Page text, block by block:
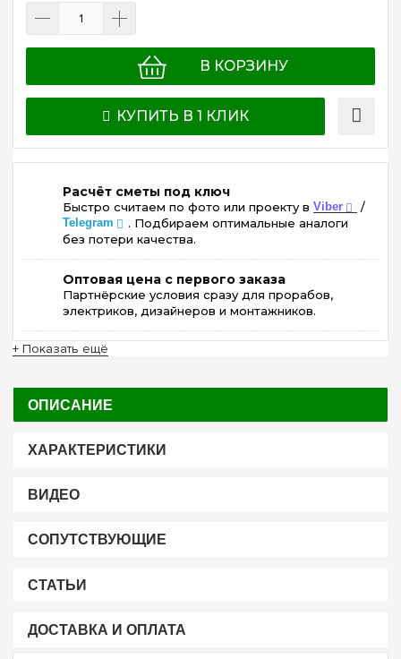
В КОРЗИНУ
КУПИТЬ В 1 КЛИК
Расчёт сметы под ключ
Быстро считаем по фото или проекту в Viber /
Telegram
. Подбираем оптимальные аналоги
без потери качества.
Оптовая цена с первого заказа
Партнёрские условия сразу для прорабов,
электриков, дизайнеров и монтажников.
+ Показать ещё
ОПИСАНИЕ
ХАРАКТЕРИСТИКИ
ВИДЕО
СОПУТСТВУЮЩИЕ
СТАТЬИ
ДОСТАВКА И ОПЛАТА